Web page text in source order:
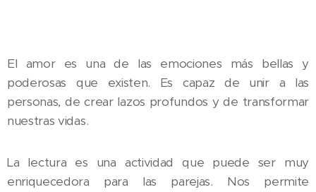
El amor es una de las emociones más bellas y
poderosas que existen. Es capaz de unir a las
personas, de crear lazos profundos y de transformar
nuestras vidas.
La lectura es una actividad que puede ser muy
enriquecedora para las parejas. Nos permite